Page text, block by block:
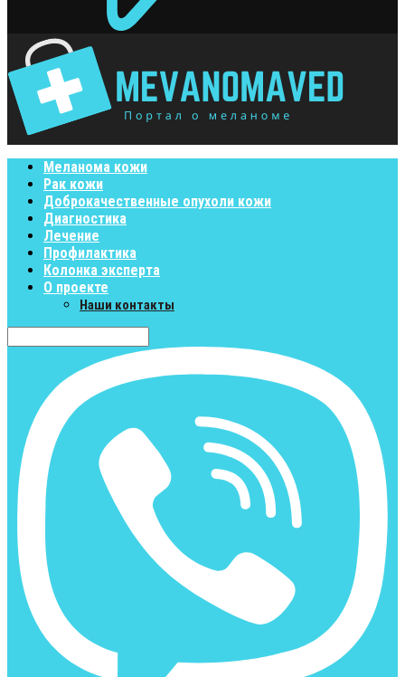
Меланома кожи
Рак кожи
Доброкачественные опухоли кожи
Диагностика
Лечение
Профилактика
Колонка эксперта
О проекте
Наши контакты